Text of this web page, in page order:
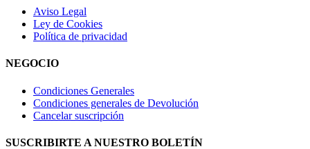
Aviso Legal
Ley de Cookies
Política de privacidad
NEGOCIO
Condiciones Generales
Condiciones generales de Devolución
Cancelar suscripción
SUSCRIBIRTE A NUESTRO BOLETÍN